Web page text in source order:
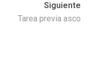
Siguiente
Tarea previa asco